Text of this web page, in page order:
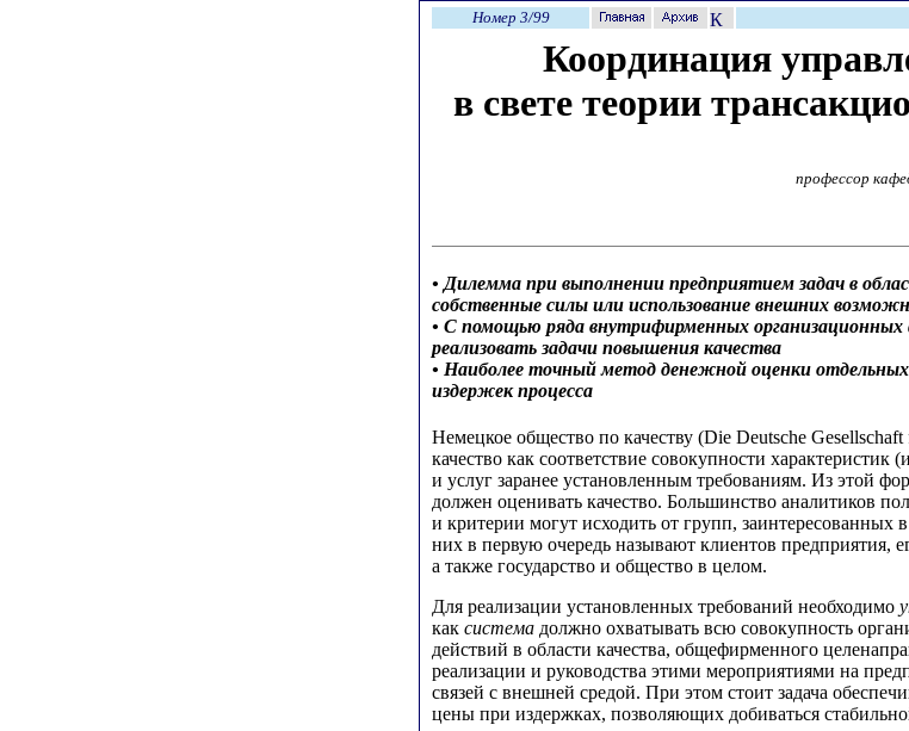
Номер 3/99
Координация
в свете теории
профессор
• Дилемма при выполнении предприятием задач в
собственные силы или использование внешних
• С помощью ряда внутрифирменных
реализовать задачи повышения качества
• Наиболее точный метод денежной оценки
издержек процесса
Немецкое общество по качеству (Die Deutsche
качество как соответствие совокупности характеристик
и услуг заранее установленным требованиям. Из этой
должен оценивать качество. Большинство аналитиков
и критерии могут исходить от групп, заинтересованных
них в первую очередь называют клиентов предприятия,
а также государство и общество в целом.
Для реализации установленных требований необходимо
как система должно охватывать всю совокупность
действий в области качества, общефирменного
реализации и руководства этими мероприятиями на
связей с внешней средой. При этом стоит задача
цены при издержках, позволяющих добиваться